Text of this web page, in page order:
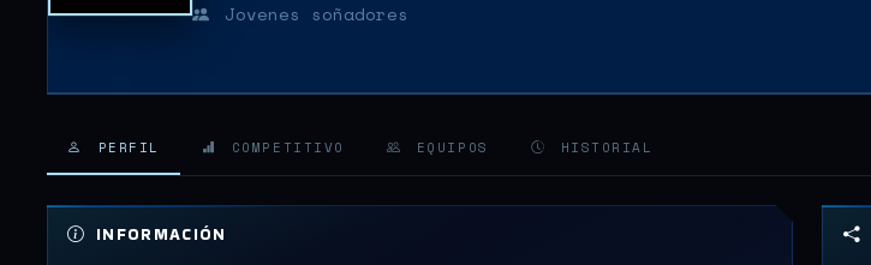
Jovenes soñadores
PERFIL COMPETITIVO EQUIPOS HISTORIAL
INFORMACIÓN